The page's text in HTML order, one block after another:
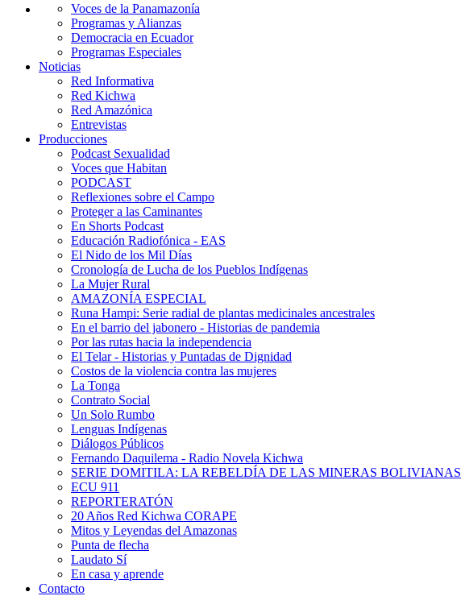
Voces de la Panamazonía
Programas y Alianzas
Democracia en Ecuador
Programas Especiales
Noticias
Red Informativa
Red Kichwa
Red Amazónica
Entrevistas
Producciones
Podcast Sexualidad
Voces que Habitan
PODCAST
Reflexiones sobre el Campo
Proteger a las Caminantes
En Shorts Podcast
Educación Radiofónica - EAS
El Nido de los Mil Días
Cronología de Lucha de los Pueblos Indígenas
La Mujer Rural
AMAZONÍA ESPECIAL
Runa Hampi: Serie radial de plantas medicinales ancestrales
En el barrio del jabonero - Historias de pandemia
Por las rutas hacia la independencia
El Telar - Historias y Puntadas de Dignidad
Costos de la violencia contra las mujeres
La Tonga
Contrato Social
Un Solo Rumbo
Lenguas Indígenas
Diálogos Públicos
Fernando Daquilema - Radio Novela Kichwa
SERIE DOMITILA: LA REBELDÍA DE LAS MINERAS BOLIVIANAS
ECU 911
REPORTERATÓN
20 Años Red Kichwa CORAPE
Mitos y Leyendas del Amazonas
Punta de flecha
Laudato Sí
En casa y aprende
Contacto